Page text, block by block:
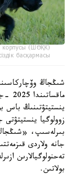
корпусы (ШӨҚК)
басқармасы
شىڭجاڭ
ينستيتۋتىنىڭ باس
زوولوگيا
بىرلەسىپ،
جانە ولاردى
تەحنولوگيالارىن
بولاتىن.